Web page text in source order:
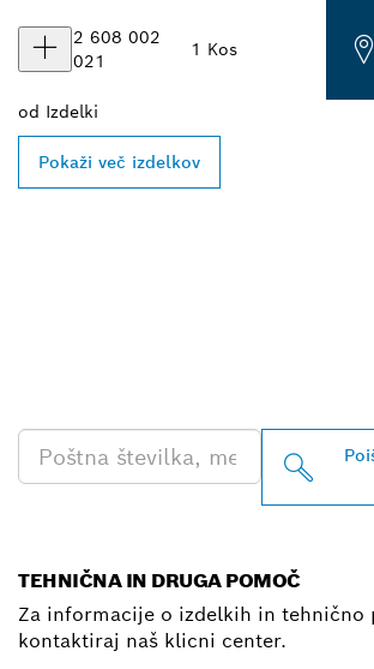
2 608 002
021
1 Kos
od Izdelki
Pokaži več izdelkov
TEHNIČNA IN DRUGA POMOČ
Za informacije o izdelkih in tehnično
kontaktiraj naš klicni center.